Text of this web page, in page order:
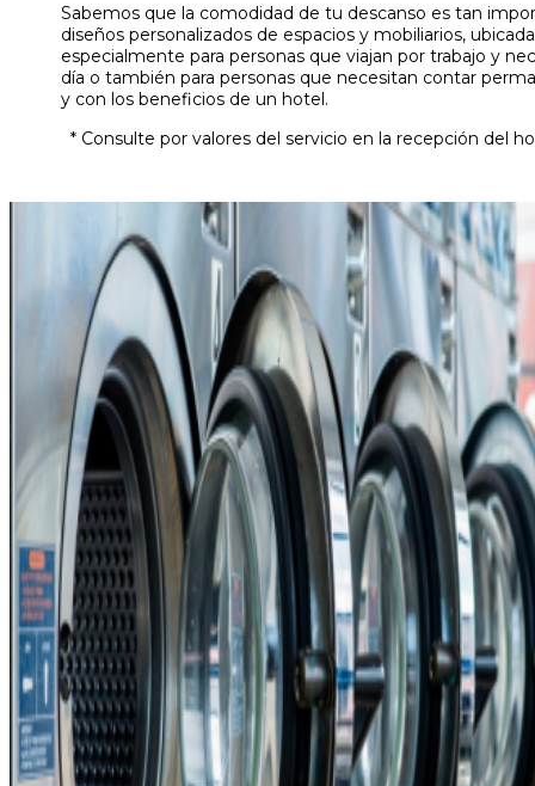
Sabemos que la comodidad de tu descanso es tan
diseños personalizados de espacios y mobiliarios,
especialmente para personas que viajan por trabajo y
día o también para personas que necesitan contar
y con los beneficios de un hotel.
* Consulte por valores del servicio en la recepción del